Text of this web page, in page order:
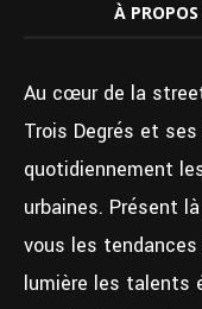
À
Au cœur de la
Trois Degrés et
quotidiennement
urbaines. Présent
vous les
lumière les talents